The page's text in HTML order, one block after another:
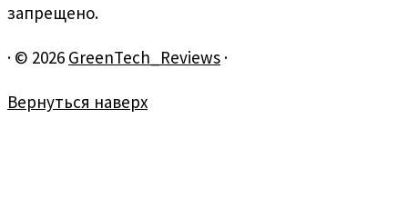
запрещено.
· © 2026 GreenTech_Reviews ·
Вернуться наверх